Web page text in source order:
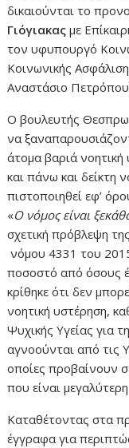
δικαιούνται το
Γιόγιακας με
τον υφυπουργό
Κοινωνικής
Αναστάσιο
Ο βουλευτής
να
άτομα βαριά
και πάνω και δείκτη
πιστοποιηθεί εφ’
«Ο νόμος είναι
σχετική πρόβλεψη
νόμου 4331 του
ποσοστό από όσους
κρίθηκε ότι δεν
νοητική υστέρηση,
Ψυχικής Υγείας για
αγνοούνται από τις
οποίες προβαίνουν
που είναι
Καταθέτοντας στα
έγγραφα για